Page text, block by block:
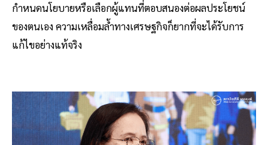
กำหนดนโยบายหรือเลือกผู้แทนที่ตอบสนองต่อผลประโยชน์
ของตนเอง ความเหลื่อมล้ำทางเศรษฐกิจก็ยากที่จะได้รับการ
แก้ไขอย่างแท้จริง